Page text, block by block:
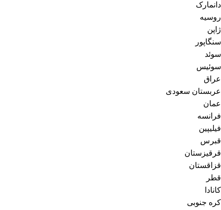
دانمارک
روسیه
ژاپن
سنگاپور
سوئد
سوئیس
عراق
عربستان سعودی
عمان
فرانسه
فیلیپین
قبرس
قرقیزستان
قزاقستان
قطر
کانادا
کره جنوبی